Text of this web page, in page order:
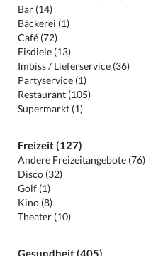
Bar (14)
Bäckerei (1)
Café (72)
Eisdiele (13)
Imbiss / Lieferservice (36)
Partyservice (1)
Restaurant (105)
Supermarkt (1)
Freizeit (127)
Andere Freizeitangebote (76)
Disco (32)
Golf (1)
Kino (8)
Theater (10)
Gesundheit (405)